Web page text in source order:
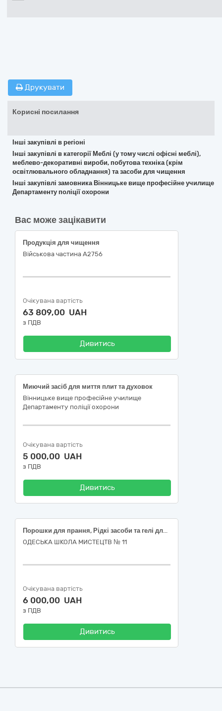
Друкувати
Корисні посилання
Інші закупівлі в регіоні
Інші закупівлі в категорії Меблі (у тому числі офісні меблі),
меблево-декоративні вироби, побутова техніка (крім
освітлювального обладнання) та засоби для чищення
Інші закупівлі замовника Вінницьке вище професійне училище
Департаменту поліції охорони
Вас може зацікавити
Продукція для чищення
Військова частина А2756
Очікувана вартість
63 809,00 UAH
з ПДВ
Дивитись
Миючий засіб для миття плит та духовок
Вінницьке вище професійне училище
Департаменту поліції охорони
Очікувана вартість
5 000,00 UAH
з ПДВ
Дивитись
Порошки для прання, Рідкі засоби та гелі для чищення унітазів, Засоби для миття скла, Рідкі засоби для відбілювання та видалення плям
ОДЕСЬКА ШКОЛА МИСТЕЦТВ № 11
Очікувана вартість
6 000,00 UAH
з ПДВ
Дивитись